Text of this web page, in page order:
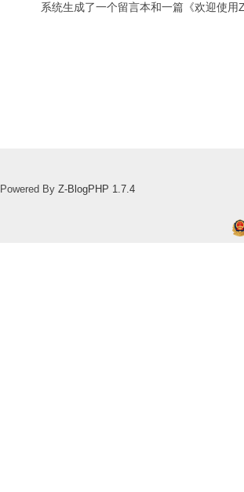
系统生成了一个留言本和一篇《欢迎使
Powered By Z-BlogPHP 1.7.4